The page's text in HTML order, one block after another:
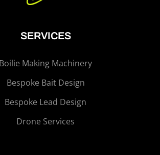
SERVICES
Boilie Making Machinery
Bespoke Bait Design
Bespoke Lead Design
Drone Services